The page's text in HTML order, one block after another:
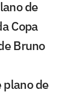
de
Copa
Bruno
plano de